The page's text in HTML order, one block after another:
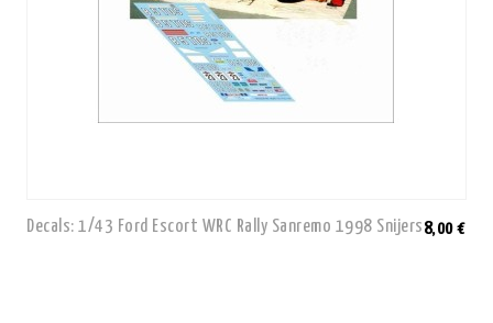
Decals: 1/43 Ford Escort WRC Rally Sanremo 1998 Snijers8,00 €